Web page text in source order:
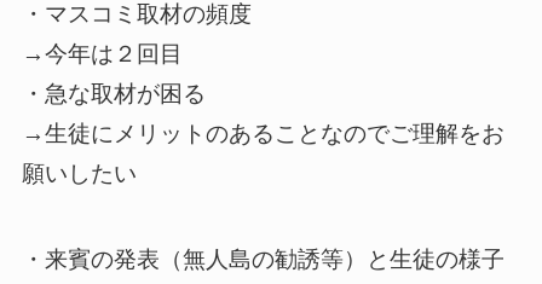
・マスコミ取材の頻度
→今年は２回目
・急な取材が困る
→生徒にメリットのあることなのでご理解をお
願いしたい
・来賓の発表（無人島の勧誘等）と生徒の様子